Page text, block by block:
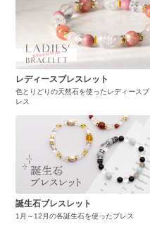
レディースブレスレット
色とりどりの天然石を使ったレディースブ
レス
誕生石ブレスレット
1月～12月の各誕生石を使ったブレス